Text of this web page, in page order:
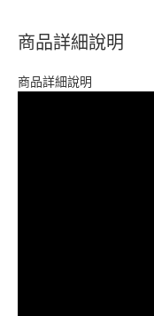
商品詳細說明
商品詳細說明